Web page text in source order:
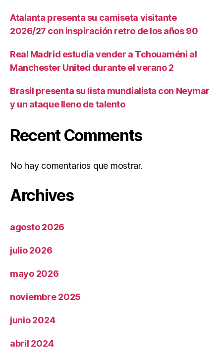
Atalanta presenta su camiseta visitante
2026/27 con inspiración retro de los años 90
Real Madrid estudia vender a Tchouaméni al
Manchester United durante el verano 2
Brasil presenta su lista mundialista con Neymar
y un ataque lleno de talento
Recent Comments
No hay comentarios que mostrar.
Archives
agosto 2026
julio 2026
mayo 2026
noviembre 2025
junio 2024
abril 2024